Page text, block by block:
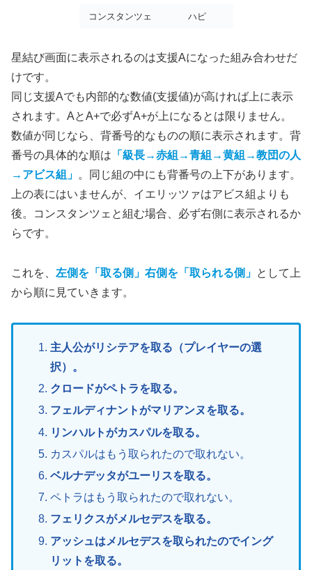
コンスタンツェ ハピ
星結び画面に表示されるのは支援Aになった組み合わせだ
けです。
同じ支援Aでも内部的な数値(支援値)が高ければ上に表示
されます。AとA+で必ずA+が上になるとは限りません。
数値が同じなら、背番号的なものの順に表示されます。背
番号の具体的な順は 「級長→赤組→青組→黄組→教団の人
→アビス組」 。同じ組の中にも背番号の上下があります。
上の表にはいませんが、イエリッツァはアビス組よりも
後。コンスタンツェと組む場合、必ず右側に表示されるか
らです。
これを、 左側を「取る側」右側を「取られる側」 として上
から順に見ていきます。
主人公がリシテアを取る（プレイヤーの選
択）。
クロードがペトラを取る。
フェルディナントがマリアンヌを取る。
リンハルトがカスパルを取る。
カスパルはもう取られたので取れない。
ベルナデッタがユーリスを取る。
ペトラはもう取られたので取れない。
フェリクスがメルセデスを取る。
アッシュはメルセデスを取られたのでイング
リットを取る。